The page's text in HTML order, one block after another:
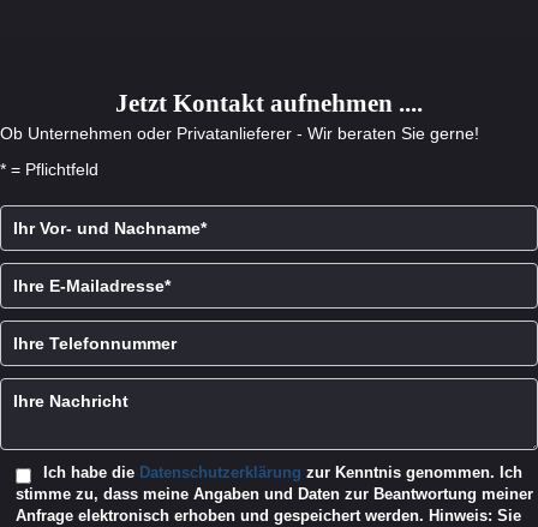
Jetzt Kontakt aufnehmen ....
Ob Unternehmen oder Privatanlieferer - Wir beraten Sie gerne!
* = Pflichtfeld
Bitte lasse dieses Feld leer.
Ich habe die Datenschutzerklärung zur Kenntnis genommen. Ich
stimme zu, dass meine Angaben und Daten zur Beantwortung meiner
Anfrage elektronisch erhoben und gespeichert werden. Hinweis: Sie